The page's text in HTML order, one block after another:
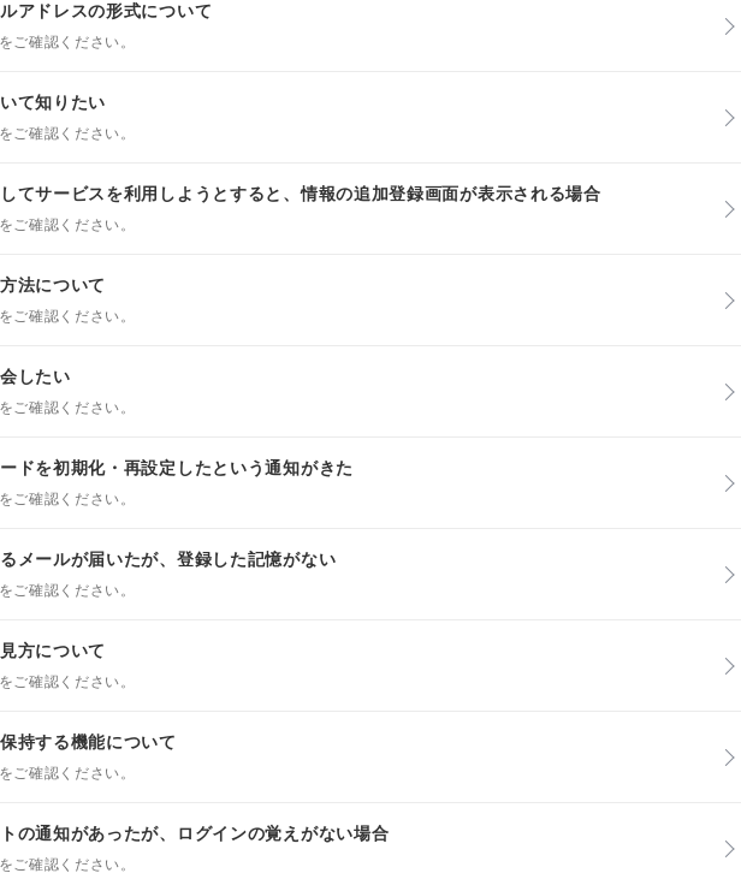
アドレスの形式について
ご確認ください。
て知りたい
ご確認ください。
てサービスを利用しようとすると、情報の追加登録画面が表示される場合
ご確認ください。
法について
ご確認ください。
したい
ご確認ください。
ドを初期化・再設定したという通知がきた
ご確認ください。
メールが届いたが、登録した記憶がない
ご確認ください。
方について
ご確認ください。
持する機能について
ご確認ください。
の通知があったが、ログインの覚えがない場合
ご確認ください。